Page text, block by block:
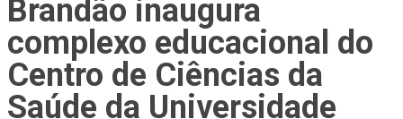
Brandão inaugura
complexo educacional do
Centro de Ciências da
Saúde da Universidade